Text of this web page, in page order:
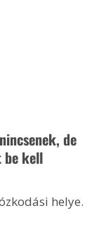
de
be kell
helye.